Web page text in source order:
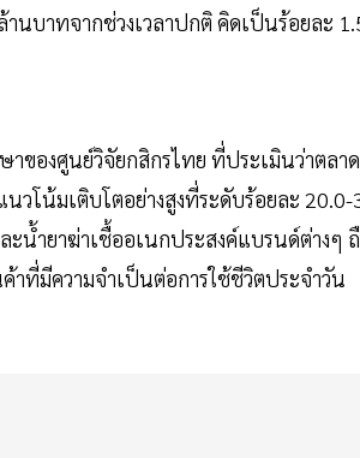
นบาทจากช่วงเวลาปกติ คิดเป็นร้อยละ
าของศูนย์วิจัยกสิกรไทย ที่ประเมินว่าตล
วโน้มเติบโตอย่างสูงที่ระดับร้อยละ
ะน้ำยาฆ่าเชื้ออเนกประสงค์แบรนด์ต่างๆ
าที่มีความจำเป็นต่อการใช้ชีวิตประจำวัน